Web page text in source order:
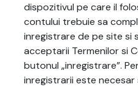
dispozitivul pe care il
contului trebuie sa
inregistrare de pe site si
acceptarii Termenilor si
butonul „inregistrare”.
inregistrarii este necesar